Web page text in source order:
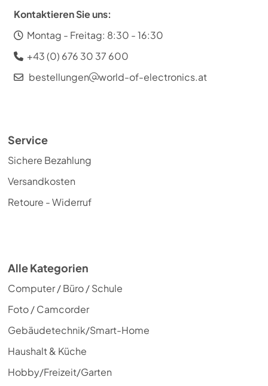
Kontaktieren Sie uns:
Montag - Freitag: 8:30 - 16:30
+43 (0) 676 30 37 600
bestellungen
world-of-electronics.at
Service
Sichere Bezahlung
Versandkosten
Retoure - Widerruf
Alle Kategorien
Computer / Büro / Schule
Foto / Camcorder
Gebäudetechnik/Smart-Home
Haushalt & Küche
Hobby/Freizeit/Garten